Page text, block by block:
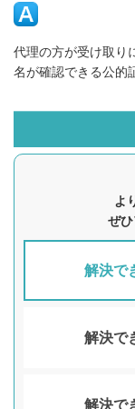
代理の方が受け取り
名が確認できる公的
よ
ぜ
解決で
解決で
解決で